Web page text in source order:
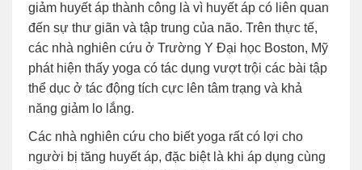
giảm huyết áp thành công là vì huyết áp có liên quan
đến sự thư giãn và tập trung của não. Trên thực tế,
các nhà nghiên cứu ở Trường Y Đại học Boston, Mỹ
phát hiện thấy yoga có tác dụng vượt trội các bài tập
thể dục ở tác động tích cực lên tâm trạng và khả
năng giảm lo lắng.
Các nhà nghiên cứu cho biết yoga rất có lợi cho
người bị tăng huyết áp, đặc biệt là khi áp dụng cùng